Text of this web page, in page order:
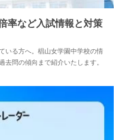
2024.04.02
率など入試情報と対策
いる方へ。椙山女学園中学校の情
去問の傾向まで紹介いたします。